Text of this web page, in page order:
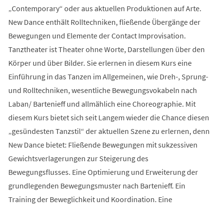
„Contemporary“ oder aus aktuellen Produktionen auf Arte.
New Dance enthält Rolltechniken, fließende Übergänge der
Bewegungen und Elemente der Contact Improvisation.
Tanztheater ist Theater ohne Worte, Darstellungen über den
Körper und über Bilder. Sie erlernen in diesem Kurs eine
Einführung in das Tanzen im Allgemeinen, wie Dreh-, Sprung-
und Rolltechniken, wesentliche Bewegungsvokabeln nach
Laban/ Bartenieff und allmählich eine Choreographie. Mit
diesem Kurs bietet sich seit Langem wieder die Chance diesen
„gesündesten Tanzstil“ der aktuellen Szene zu erlernen, denn
New Dance bietet: Fließende Bewegungen mit sukzessiven
Gewichtsverlagerungen zur Steigerung des
Bewegungsflusses. Eine Optimierung und Erweiterung der
grundlegenden Bewegungsmuster nach Bartenieff. Ein
Training der Beweglichkeit und Koordination. Eine